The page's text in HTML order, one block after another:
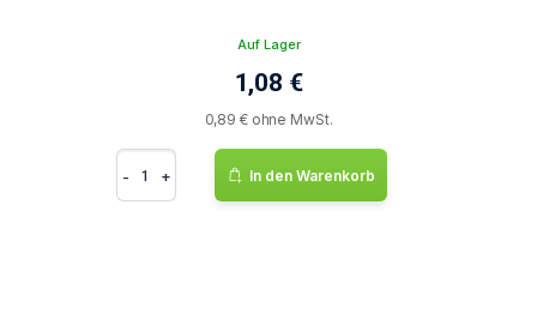
Auf Lager
1,08 €
0,89 € ohne MwSt.
- + In den Warenkorb